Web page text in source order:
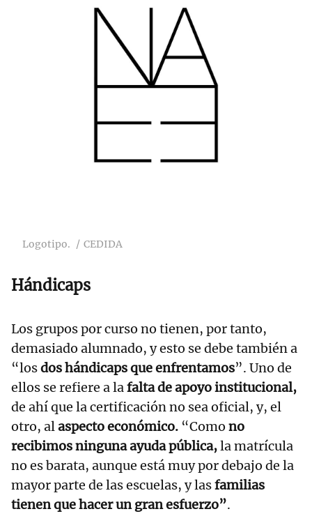
Logotipo. CEDIDA
Hándicaps
Los grupos por curso no tienen, por tanto,
demasiado alumnado, y esto se debe también a
“losdos hándicaps que enfrentamos”. Uno de
ellos se refiere a lafalta de apoyo institucional,
de ahí que la certificación no sea oficial, y, el
otro, alaspecto económico. “Como no
recibimos ninguna ayuda pública,la matrícula
no es barata, aunque está muy por debajo de la
mayor parte de las escuelas, y lasfamilias
tienen que hacer un gran esfuerzo”.